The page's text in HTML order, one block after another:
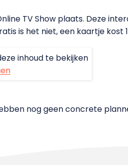
TV Show plaats. Deze
is het niet, een kaartje kost
inhoud te bekijken
nog geen concrete